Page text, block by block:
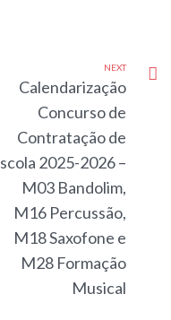
NEXT
Calendarização
Concurso de
Contratação de
2025-2026 –
M03 Bandolim,
M16 Percussão,
M18 Saxofone e
M28 Formação
Musical